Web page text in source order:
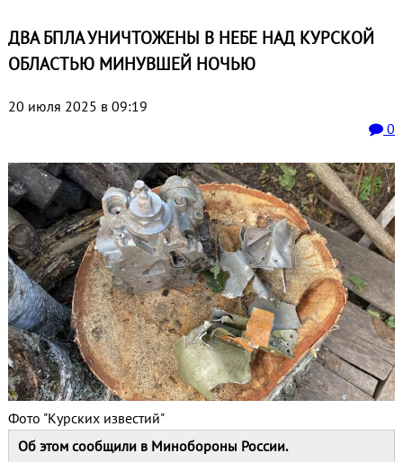
ДВА БПЛА УНИЧТОЖЕНЫ В НЕБЕ НАД КУРСКОЙ
ОБЛАСТЬЮ МИНУВШЕЙ НОЧЬЮ
20 июля 2025 в 09:19
0
Фото "Курских известий"
Об этом сообщили в Минобороны России.